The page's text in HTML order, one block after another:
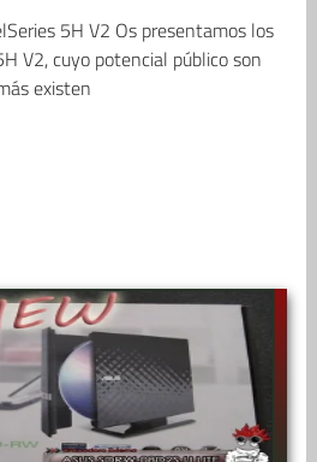
5H V2 Os presentamos los
V2, cuyo potencial público son
existen